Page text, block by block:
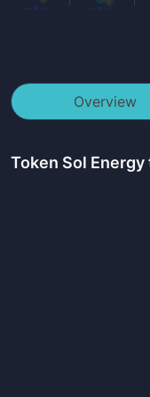
Overview
Token Sol Energy